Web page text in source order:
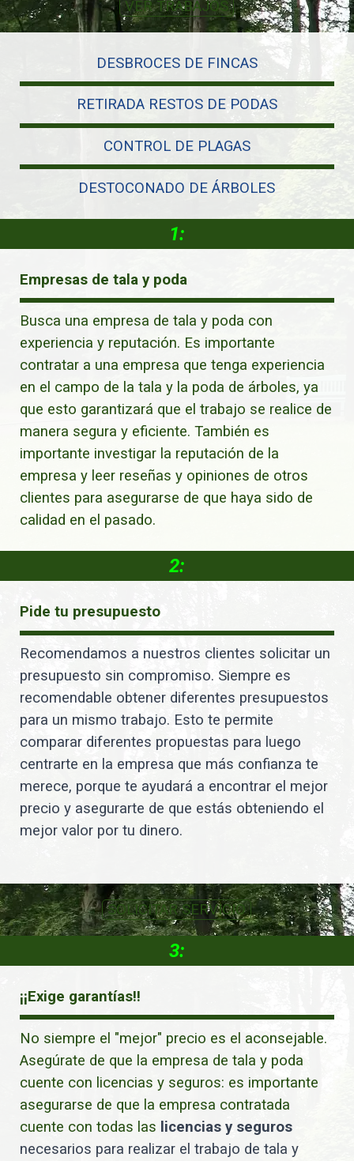
VER TRABAJOS
DESBROCES DE FINCAS
RETIRADA RESTOS DE PODAS
CONTROL DE PLAGAS
DESTOCONADO DE ÁRBOLES
1:
Empresas de tala y poda
Busca una empresa de tala y poda con
experiencia y reputación. Es importante
contratar a una empresa que tenga experiencia
en el campo de la tala y la poda de árboles, ya
que esto garantizará que el trabajo se realice de
manera segura y eficiente. También es
importante investigar la reputación de la
empresa y leer reseñas y opiniones de otros
clientes para asegurarse de que haya sido de
calidad en el pasado.
2:
Pide tu presupuesto
Recomendamos a nuestros clientes solicitar un
presupuesto sin compromiso. Siempre es
recomendable obtener diferentes presupuestos
para un mismo trabajo. Esto te permite
comparar diferentes propuestas para luego
centrarte en la empresa que más confianza te
merece, porque te ayudará a encontrar el mejor
precio y asegurarte de que estás obteniendo el
mejor valor por tu dinero.
SOLICITAR SERVICIO
3:
¡¡Exige garantías!!
No siempre el "mejor" precio es el aconsejable.
Asegúrate de que la empresa de tala y poda
cuente con licencias y seguros: es importante
asegurarse de que la empresa contratada
cuente con todas las licencias y seguros
necesarios para realizar el trabajo de tala y